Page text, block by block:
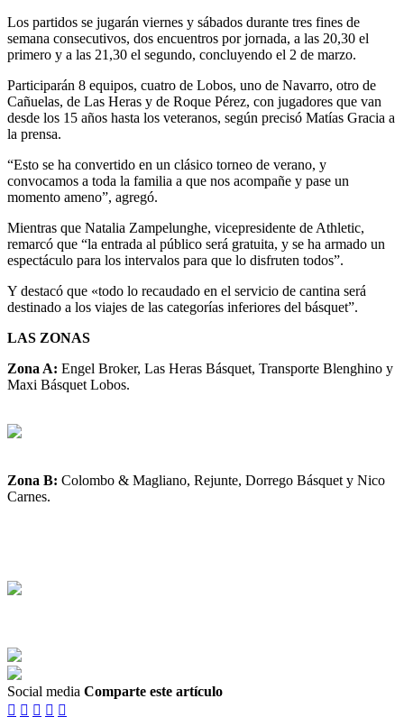
Los partidos se jugarán viernes y sábados durante tres fines de
semana consecutivos, dos encuentros por jornada, a las 20,30 el
primero y a las 21,30 el segundo, concluyendo el 2 de marzo.
Participarán 8 equipos, cuatro de Lobos, uno de Navarro, otro de
Cañuelas, de Las Heras y de Roque Pérez, con jugadores que van
desde los 15 años hasta los veteranos, según precisó Matías Gracia a
la prensa.
“Esto se ha convertido en un clásico torneo de verano, y
convocamos a toda la familia a que nos acompañe y pase un
momento ameno”, agregó.
Mientras que Natalia Zampelunghe, vicepresidente de Athletic,
remarcó que “la entrada al público será gratuita, y se ha armado un
espectáculo para los intervalos para que lo disfruten todos”.
Y destacó que «todo lo recaudado en el servicio de cantina será
destinado a los viajes de las categorías inferiores del básquet”.
LAS ZONAS
Zona A: Engel Broker, Las Heras Básquet, Transporte Blenghino y
Maxi Básquet Lobos.
Zona B: Colombo & Magliano, Rejunte, Dorrego Básquet y Nico
Carnes.
Social media Comparte este artículo
    